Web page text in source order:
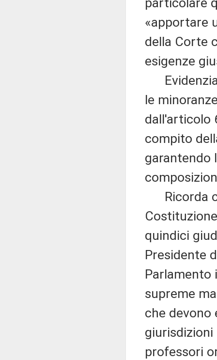
«apportare
della Corte
esigenze
Evidenzia
le
dall'articolo
compito
garantendo
Ricorda
quindici
Presidente
Parlamento
supreme
che devono
professori